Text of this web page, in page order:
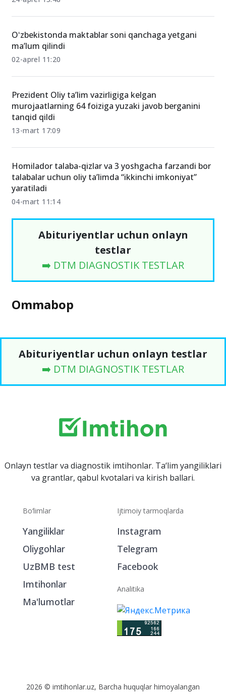
Oʻzbekistonda maktablar soni qanchaga yetgani
ma’lum qilindi
02-aprel 11:20
Prezident Oliy ta’lim vazirligiga kelgan
murojaatlarning 64 foiziga yuzaki javob berganini
tanqid qildi
13-mart 17:09
Homilador talaba-qizlar va 3 yoshgacha farzandi bor
talabalar uchun oliy ta’limda “ikkinchi imkoniyat”
yaratiladi
04-mart 11:14
Abituriyentlar uchun onlayn
testlar
➡️ DTM DIAGNOSTIK TESTLAR
Ommabop
Abituriyentlar uchun onlayn testlar
➡️ DTM DIAGNOSTIK TESTLAR
Onlayn testlar va diagnostik imtihonlar. Ta‘lim yangiliklari
va grantlar, qabul kvotalari va kirish ballari.
Bo‘limlar
Yangiliklar
Oliygohlar
UzBMB test
Imtihonlar
Ma'lumotlar
Ijtimoiy tarmoqlarda
Instagram
Telegram
Facebook
Analitika
2026 © imtihonlar.uz, Barcha huquqlar himoyalangan